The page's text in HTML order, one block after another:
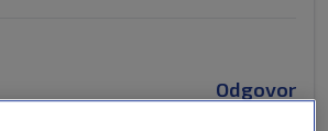
Odgovor